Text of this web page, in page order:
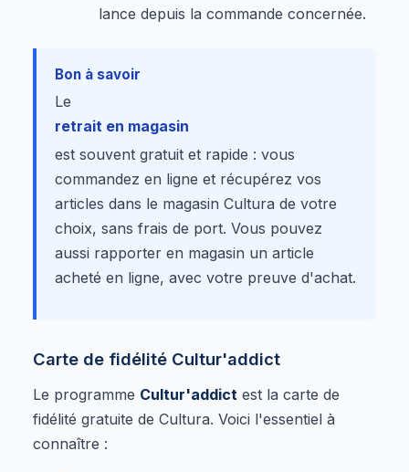
lance depuis la commande concernée.
Bon à savoir
Le
retrait en magasin
est souvent gratuit et rapide : vous
commandez en ligne et récupérez vos
articles dans le magasin Cultura de votre
choix, sans frais de port. Vous pouvez
aussi rapporter en magasin un article
acheté en ligne, avec votre preuve d'achat.
Carte de fidélité Cultur'addict
Le programme Cultur'addict est la carte de
fidélité gratuite de Cultura. Voici l'essentiel à
connaître :